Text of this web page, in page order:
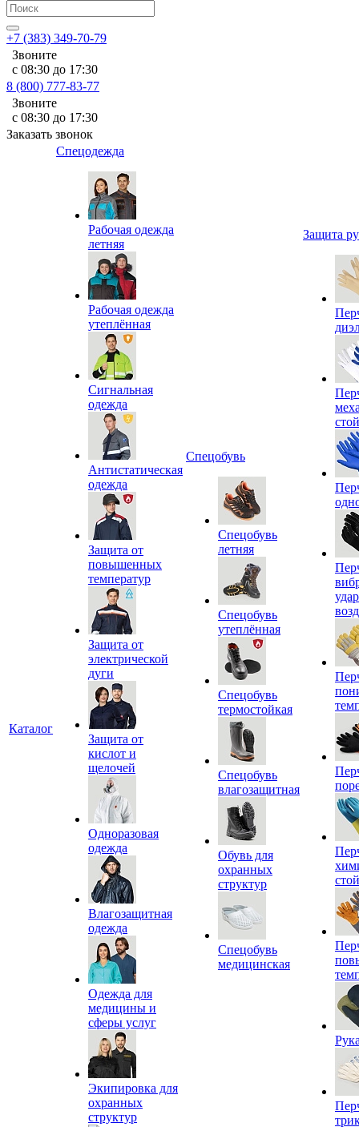
+7 (383) 349-70-79
Звоните
с 08:30 до 17:30
8 (800) 777-83-77
Звоните
с 08:30 до 17:30
Заказать звонок
Каталог
Спецодежда
Рабочая одежда
летняя
Рабочая одежда
утеплённая
Сигнальная
одежда
Антистатическая
одежда
Защита от
повышенных
температур
Защита от
электрической
дуги
Защита от
кислот и
щелочей
Одноразовая
одежда
Влагозащитная
одежда
Одежда для
медицины и
сферы услуг
Экипировка для
охранных
структур
Спецобувь
Спецобувь
летняя
Спецобувь
утеплённая
Спецобувь
термостойкая
Спецобувь
влагозащитная
Обувь для
охранных
структур
Спецобувь
медицинская
Защита